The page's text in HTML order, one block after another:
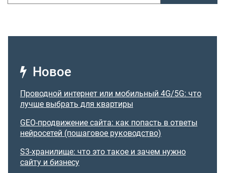
Новое
Проводной интернет или мобильный 4G/5G: что
лучше выбрать для квартиры
GEO-продвижение сайта: как попасть в ответы
нейросетей (пошаговое руководство)
S3-хранилище: что это такое и зачем нужно
сайту и бизнесу